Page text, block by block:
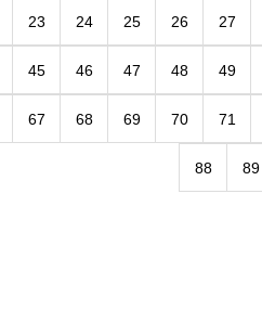
23 24 25 26 27
45 46 47 48 49
67 68 69 70 71
88 89